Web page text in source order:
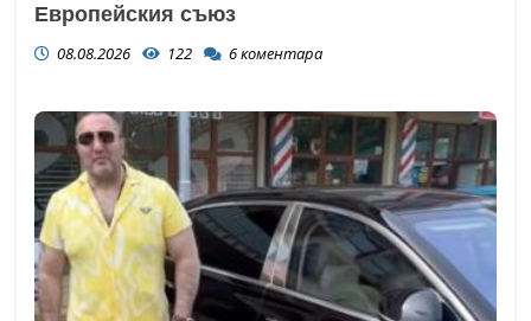
Европейския съюз
08.08.2026 122 6коментара